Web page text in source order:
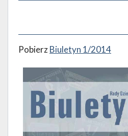
PobierzBiuletyn 1/2014